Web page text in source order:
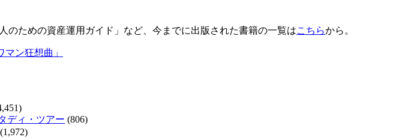
のための資産運用ガイド」など、今までに出版された書籍の一覧はこちらから。
ン狂想曲」
ディ・ツアー (806)
(1,972)